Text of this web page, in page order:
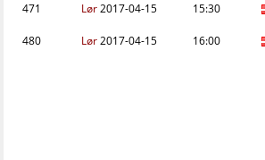
471
Lør2017-04-15 15:30
480
Lør2017-04-15 16:00